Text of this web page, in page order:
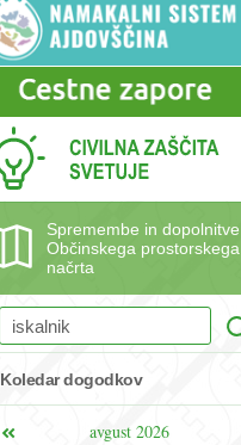
Spremembe in dopolnitve
Občinskega prostorskega
načrta
Koledar dogodkov
avgust 2026